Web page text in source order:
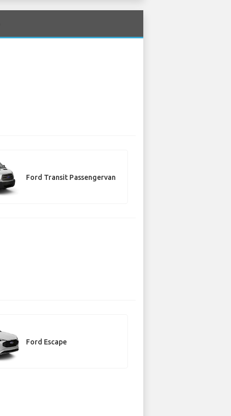
Ford Transit Passengervan
Ford Escape